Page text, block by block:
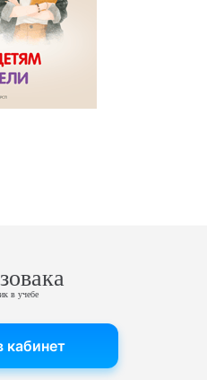
в учебе
кабинет